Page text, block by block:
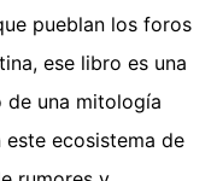
pueblan los foros
ese libro es una
de una mitología
este ecosistema de